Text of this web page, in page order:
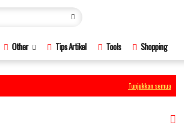
Other Tips Artikel Tools Shopping
Tunjukkan semua